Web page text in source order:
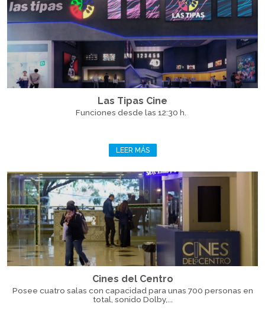
Las Tipas Cine
Funciones desde las 12:30 h.
LEER MÁS
Cines del Centro
Posee cuatro salas con capacidad para unas 700 personas en
total, sonido Dolby,...